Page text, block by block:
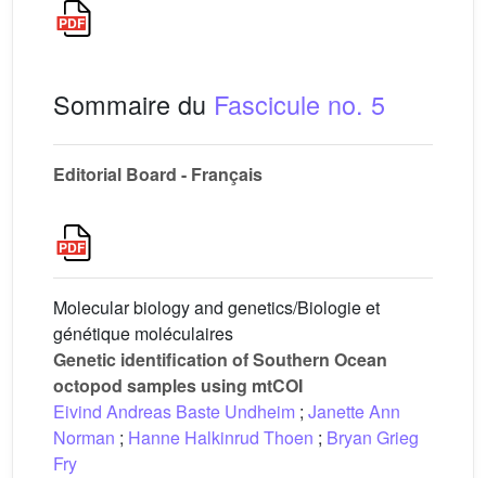
Sommaire du Fascicule no. 5
Editorial Board - Français
Molecular biology and genetics/Biologie et
génétique moléculaires
Genetic identification of Southern Ocean
octopod samples using mtCOI
Eivind Andreas Baste Undheim ; Janette Ann
Norman ; Hanne Halkinrud Thoen ; Bryan Grieg
Fry